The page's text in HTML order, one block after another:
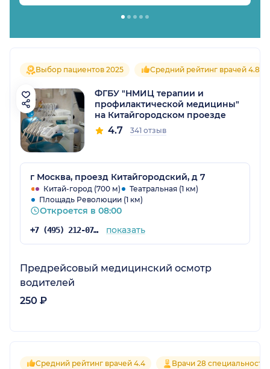
Выбор пациентов 2025 Средний рейтинг врачей 4.8
ФГБУ "НМИЦ терапии и
профилактической медицины"
на Китайгородском проезде
4.7 341 отзыв
г Москва, проезд Китайгородский, д 7
Китай-город (700 м)
Театральная (1 км)
Площадь Революции (1 км)
Откроется в 08:00
+7 (495) 212-07-13 показать
Предрейсовый медицинский осмотр
водителей
250 ₽
Средний рейтинг врачей 4.4 Врачи 28